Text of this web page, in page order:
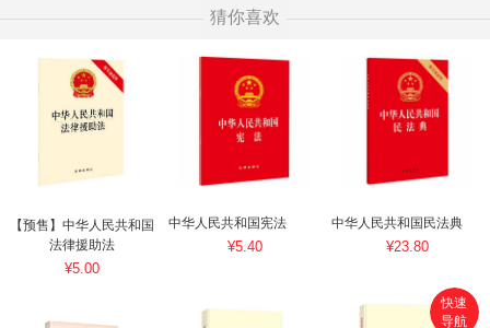
猜你喜欢
【预售】中华人民共和国
法律援助法
¥5.00
中华人民共和国宪法
¥5.40
中华人民共和国民法典
¥23.80
快速
导航